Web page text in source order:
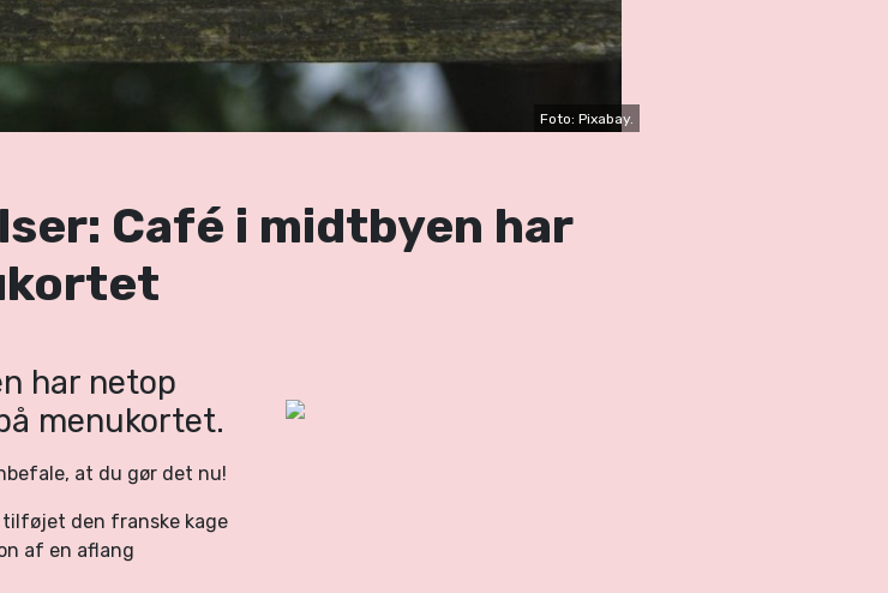
Foto: Pixabay.
Café i midtbyen har
har netop
menukortet.
at du gør det nu!
tilføjet den franske kage
af en aflang